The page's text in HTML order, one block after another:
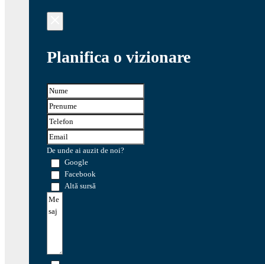
Planifica o vizionare
De unde ai auzit de noi?
Google
Facebook
Altă sursă